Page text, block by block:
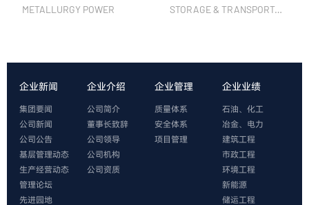
METALLURGY POWER STORAGE & TRANSPORTATION
企业新闻
集团要闻
公司新闻
公司公告
基层管理动态
生产经营动态
管理论坛
先进园地
企业介绍
公司简介
董事长致辞
公司领导
公司机构
公司资质
企业管理
质量体系
安全体系
项目管理
企业业绩
石油、化工
冶金、电力
建筑工程
市政工程
环境工程
新能源
储运工程